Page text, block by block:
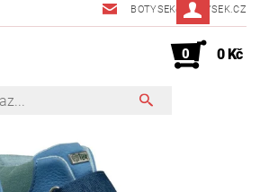
BOTYSEK@BOTYSEK.CZ
0 0 Kč